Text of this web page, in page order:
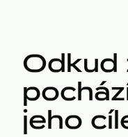
Odkud
jeho